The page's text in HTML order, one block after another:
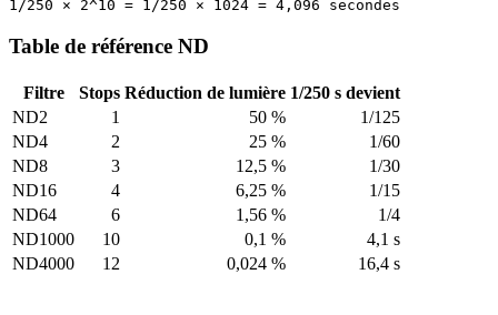
Table de référence ND
Filtre Stops Réduction de lumière 1/250 s devient
ND2
1 50 %
1/125
ND4
2 25 %
1/60
ND8
3 12,5 %
1/30
ND16
4 6,25 %
1/15
ND64
6 1,56 %
1/4
ND1000
10 0,1 %
4,1 s
ND4000
12 0,024 % 16,4 s